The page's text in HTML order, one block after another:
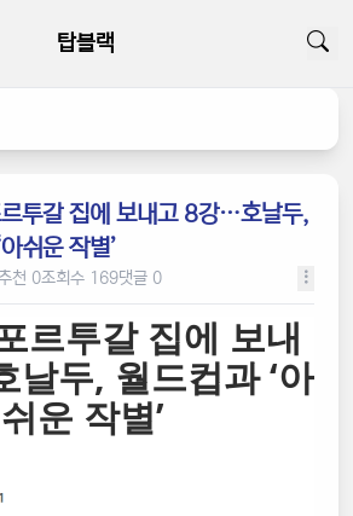
탑블랙
투갈 집에 보내고 8강…호날두,
쉬운 작별’
천 0조회수 169댓글 0
르투갈 집에 보내
두, 월드컵과 ‘아
쉬운 작별’